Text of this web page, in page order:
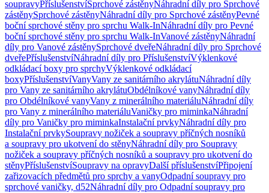
soupravyPříslušenstvíSprchové zástěnyNáhradní díly pro Sprchové
zástěnySprchové zástěnyNáhradní díly pro Sprchové zástěnyPevné
boční sprchové stěny pro sprchu Walk-InNáhradní díly pro Pevné
boční sprchové stěny pro sprchu Walk-InVanové zástěnyNáhradní
díly pro Vanové zástěnySprchové dveřeNáhradní díly pro Sprchové
dveřePříslušenstvíNáhradní díly pro PříslušenstvíVýklenkové
odkládací boxy pro sprchyVýklenkové odkládací
boxyPříslušenstvíVanyVany ze sanitárního akrylátuNáhradní díly
pro Vany ze sanitárního akrylátuObdélníkové vanyNáhradní díly
pro Obdélníkové vanyVany z minerálního materiáluNáhradní díly
pro Vany z minerálního materiáluVaničky pro miminkaNáhradní
díly pro Vaničky pro miminkaInstalační prvkyNáhradní díly pro
Instalační prvkySoupravy nožiček a soupravy příčných nosníků
a soupravy pro ukotvení do stěnyNáhradní díly pro Soupravy
nožiček a soupravy příčných nosníků a soupravy pro ukotvení do
stěnyPříslušenstvíSoupravy na opravyDalší příslušenstvíPřipojení
zařizovacích předmětů pro sprchy a vanyOdpadní soupravy pro
sprchové vaničky, d52Náhradní díly pro Odpadní soupravy pro